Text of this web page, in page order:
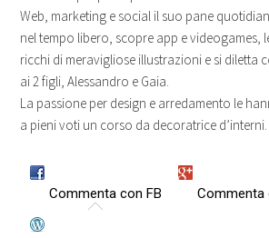
Web, marketing e social il suo pane
nel tempo libero, scopre app e videogames,
ricchi di meravigliose illustrazioni e si diletta
ai 2 figli, Alessandro e Gaia.
La passione per design e arredamento le
a pieni voti un corso da decoratrice d’interni.
Commenta con FB Commenta